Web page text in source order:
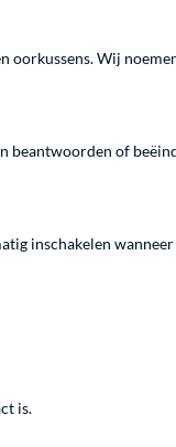
oorkussens. Wij
beantwoorden of
inschakelen
is.